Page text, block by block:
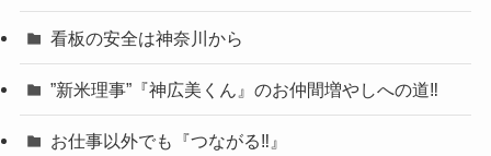
看板の安全は神奈川から
”新米理事”『神広美くん』のお仲間増やしへの道‼
お仕事以外でも『つながる‼』